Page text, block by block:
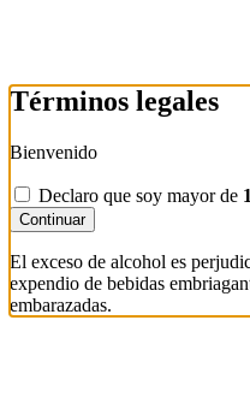
Términos legales
Bienvenido
Declaro que soy mayor de
Continuar
El exceso de alcohol es
expendio de bebidas
embarazadas.